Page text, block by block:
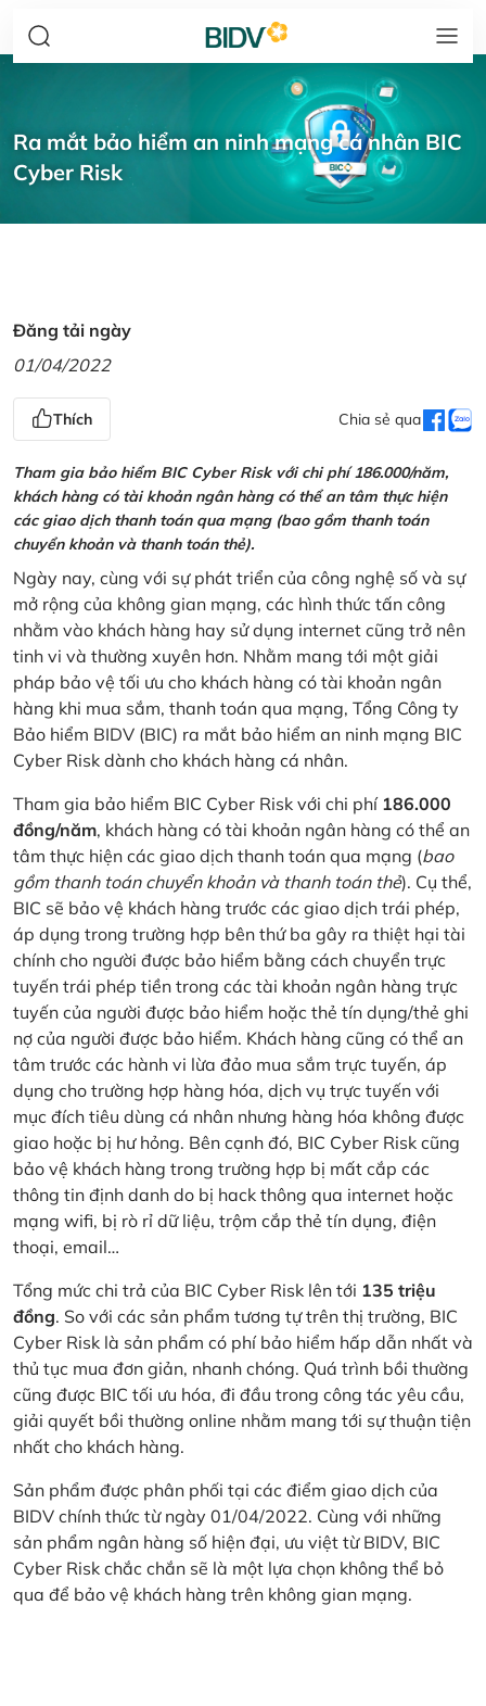
Ra mắt bảo hiểm an ninh mạng cá nhân BIC
Cyber Risk
Đăng tải ngày
01/04/2022
Thích Chia sẻ qua
Tham gia bảo hiểm BIC Cyber Risk với chi phí 186.000/năm,
khách hàng có tài khoản ngân hàng có thể an tâm thực hiện
các giao dịch thanh toán qua mạng (bao gồm thanh toán
chuyển khoản và thanh toán thẻ).
Ngày nay, cùng với sự phát triển của công nghệ số và sự
mở rộng của không gian mạng, các hình thức tấn công
nhằm vào khách hàng hay sử dụng internet cũng trở nên
tinh vi và thường xuyên hơn. Nhằm mang tới một giải
pháp bảo vệ tối ưu cho khách hàng có tài khoản ngân
hàng khi mua sắm, thanh toán qua mạng, Tổng Công ty
Bảo hiểm BIDV (BIC) ra mắt bảo hiểm an ninh mạng BIC
Cyber Risk dành cho khách hàng cá nhân.
Tham gia bảo hiểm BIC Cyber Risk với chi phí 186.000
đồng/năm, khách hàng có tài khoản ngân hàng có thể an
tâm thực hiện các giao dịch thanh toán qua mạng (bao
gồm thanh toán chuyển khoản và thanh toán thẻ). Cụ thể,
BIC sẽ bảo vệ khách hàng trước các giao dịch trái phép,
áp dụng trong trường hợp bên thứ ba gây ra thiệt hại tài
chính cho người được bảo hiểm bằng cách chuyển trực
tuyến trái phép tiền trong các tài khoản ngân hàng trực
tuyến của người được bảo hiểm hoặc thẻ tín dụng/thẻ ghi
nợ của người được bảo hiểm. Khách hàng cũng có thể an
tâm trước các hành vi lừa đảo mua sắm trực tuyến, áp
dụng cho trường hợp hàng hóa, dịch vụ trực tuyến với
mục đích tiêu dùng cá nhân nhưng hàng hóa không được
giao hoặc bị hư hỏng. Bên cạnh đó, BIC Cyber Risk cũng
bảo vệ khách hàng trong trường hợp bị mất cắp các
thông tin định danh do bị hack thông qua internet hoặc
mạng wifi, bị rò rỉ dữ liệu, trộm cắp thẻ tín dụng, điện
thoại, email…
Tổng mức chi trả của BIC Cyber Risk lên tới 135 triệu
đồng. So với các sản phẩm tương tự trên thị trường, BIC
Cyber Risk là sản phẩm có phí bảo hiểm hấp dẫn nhất và
thủ tục mua đơn giản, nhanh chóng. Quá trình bồi thường
cũng được BIC tối ưu hóa, đi đầu trong công tác yêu cầu,
giải quyết bồi thường online nhằm mang tới sự thuận tiện
nhất cho khách hàng.
Sản phẩm được phân phối tại các điểm giao dịch của
BIDV chính thức từ ngày 01/04/2022. Cùng với những
sản phẩm ngân hàng số hiện đại, ưu việt từ BIDV, BIC
Cyber Risk chắc chắn sẽ là một lựa chọn không thể bỏ
qua để bảo vệ khách hàng trên không gian mạng.